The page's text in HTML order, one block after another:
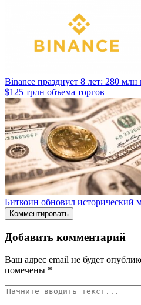
Binance празднует 8 лет: 280
$125 трлн объема торгов
Биткоин обновил исторический
Комментировать
Добавить комментарий
Ваш адрес email не будет
помечены *